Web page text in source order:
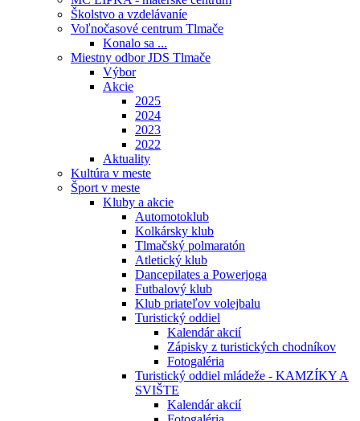
Školstvo a vzdelávaníe
Voľnočasové centrum Tlmače
Konalo sa ...
Miestny odbor JDS Tlmače
Výbor
Akcie
2025
2024
2023
2022
Aktuality
Kultúra v meste
Šport v meste
Kluby a akcie
Automotoklub
Kolkársky klub
Tlmačský polmaratón
Atletický klub
Dancepilates a Powerjoga
Futbalový klub
Klub priateľov volejbalu
Turistický oddiel
Kalendár akcií
Zápisky z turistických chodníkov
Fotogaléria
Turistický oddiel mládeže - KAMZÍKY A
SVIŠTE
Kalendár akcií